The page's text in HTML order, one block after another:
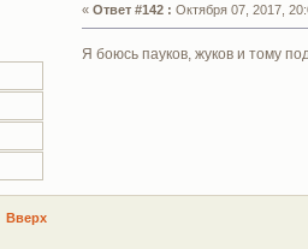
«Ответ #142 : Октября 07, 2017,
Я боюсь пауков, жуков и тому
Вверх